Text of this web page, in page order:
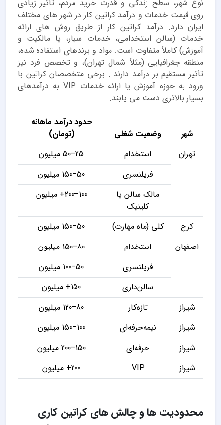
نوع شهر، سطح زندگی و قدرت خرید مردم، تاثیر زیادی
روی قیمت خدمات و درآمد کراتین کار در شهر های مختلف
ایران دارد. درآمد کراتین کار از طریق روش های ارائه
خدمات (سالن استخدامی، خدمات سیار، یا مالکیت و
آموزش) کاملاً متفاوت است. مواد و برندهای استفاده شده،
منطقه جغرافیایی (مثلاً شمال تهران)، و تخصص فرد نیز
تأثیر مستقیم بر درآمد دارند . برخی متخصصان کراتین با
ورود به حوزه آموزش یا ارائه خدمات VIP به درآمدهای
بسیار بالاتری دست می یابند.
شهر وضعیت شغلی
حدود درآمد ماهانه
(تومان)
تهران
استخدام
25–50 میلیون
فریلنسری
50–150 میلیون
مالک سالن یا
کلینیک
100–200+ میلیون
کرج کلی (ماه مهارت)
50–150 میلیون
اصفهان
استخدام
80–150 میلیون
فریلنسری
50–100 میلیون
سالن‌داری
150+ میلیون
شیراز
تازه‌کار
80–120 میلیون
شیراز
نیمه‌حرفه‌ای
100–150 میلیون
شیراز
حرفه‌ای
150–200 میلیون
شیراز
VIP 200+ میلیون
محدودیت ها و چالش های کراتین کاری